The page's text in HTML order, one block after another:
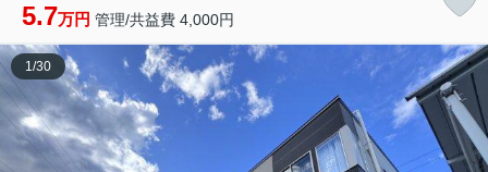
5.7万円 管理/共益費 4,000円
1/30